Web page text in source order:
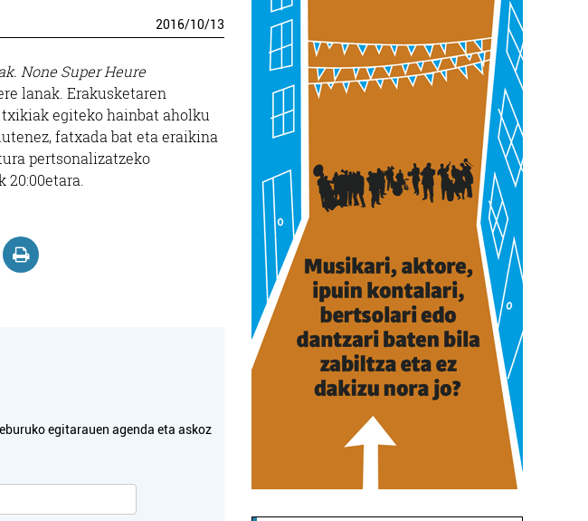
2016/10/13
None Super Heure
lanak. Erakusketaren
egiteko hainbat aholku
fatxada bat eta eraikina
pertsonalizatzeko
egitarauen agenda eta askoz